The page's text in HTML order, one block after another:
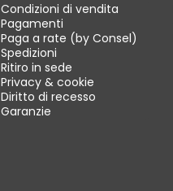
Condizioni di vendita
Pagamenti
Paga a rate (by Consel)
Spedizioni
Ritiro in sede
Privacy & cookie
Diritto di recesso
Garanzie